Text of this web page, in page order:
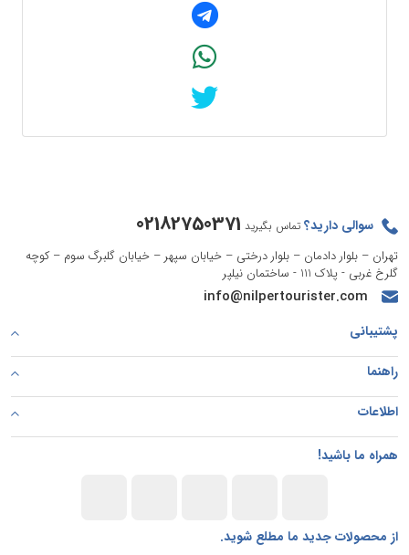
سوالی دارید؟ تماس بگیرید 02182750371
تهران – بلوار دادمان – بلوار درختی – خیابان سپهر – خیابان گلبرگ سوم – کوچه
گلرخ غربی - پلاک 111 - ساختمان نیلپر
info@nilpertourister.com
پشتیبانی
راهنما
اطلاعات
همراه ما باشید!
از محصولات جدید ما مطلع شوید.